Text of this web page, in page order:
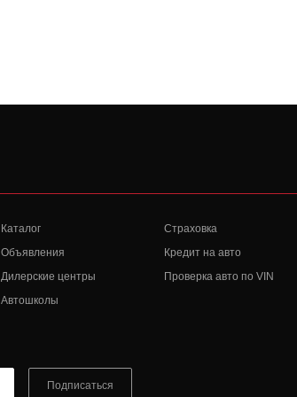
Каталог
Объявления
Дилерские центры
Автошколы
Страховка
Кредит на авто
Проверка авто по VIN
Подписаться